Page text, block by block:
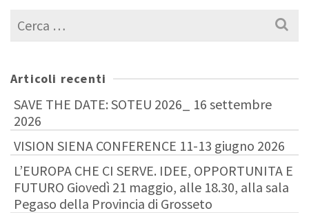
Cerca
per:
Articoli recenti
SAVE THE DATE: SOTEU 2026_ 16 settembre
2026
VISION SIENA CONFERENCE 11-13 giugno 2026
L’EUROPA CHE CI SERVE. IDEE, OPPORTUNITA E
FUTURO Giovedì 21 maggio, alle 18.30, alla sala
Pegaso della Provincia di Grosseto